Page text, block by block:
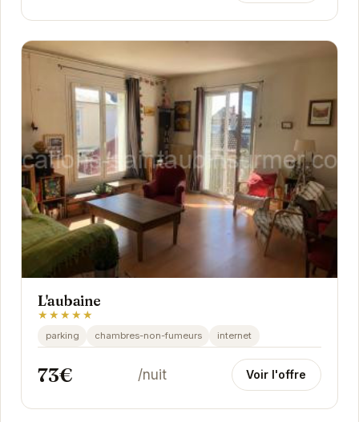
L'aubaine
★★★★★
parking chambres-non-fumeurs internet
73€ /nuit Voir l'offre